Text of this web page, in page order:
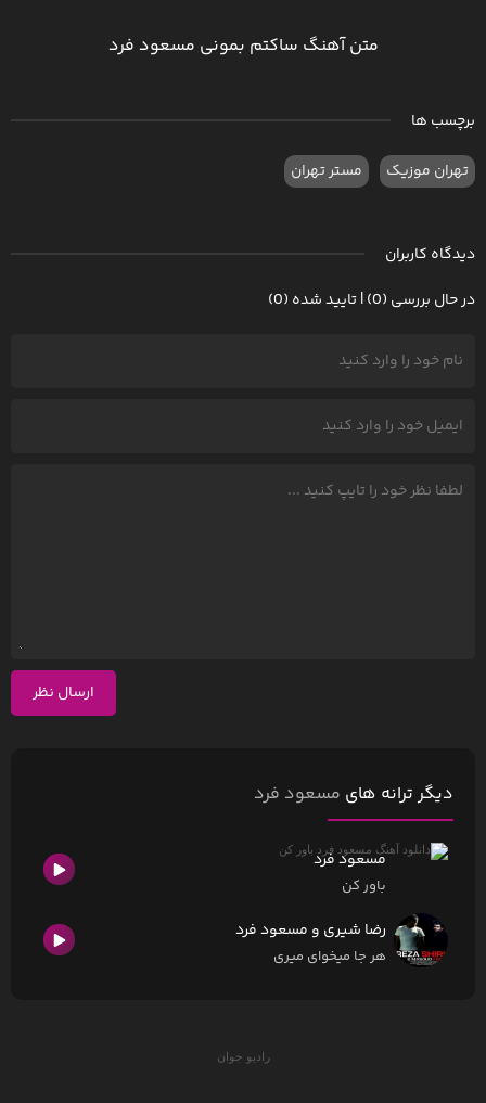
متن آهنگ ساکتم بمونی مسعود فرد
برچسب ها
تهران موزیک مستر تهران
دیدگاه کاربران
در حال بررسی (0) | تایید شده (0)
ارسال نظر
دیگر ترانه های مسعود فرد
مسعود فرد
باور کن
رضا شیری و مسعود فرد
هر جا میخوای میری
رادیو جوان